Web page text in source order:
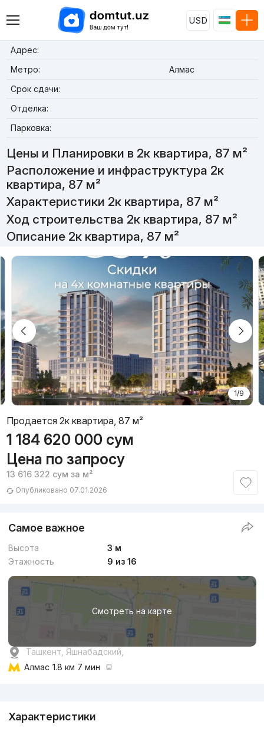
USD
Адрес:
Метро:
Алмас
Срок сдачи:
Отделка:
Парковка:
Цены и Планировки в 2к квартира, 87 м²
Расположение и инфраструктура 2к
квартира, 87 м²
Характеристики 2к квартира, 87 м²
Ход строительства 2к квартира, 87 м²
Описание 2к квартира, 87 м²
1/9
Продается 2к квартира, 87 м²
1 184 620 000 сум
Цена по запросу
13 616 322 сум за м²
Опубликовано 07.01.2026
Самое важное
Высота
3 м
Этажность
9 из 16
Смотреть на карте
Ташкент, Яшнабадский,
Алмас 1.8 км 7 мин
Характеристики